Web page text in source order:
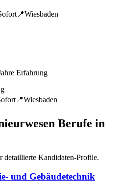
📍Wiesbaden
Erfahrung
📍Wiesbaden
Berufe in
Kandidaten-Profile.
und Gebäudetechnik